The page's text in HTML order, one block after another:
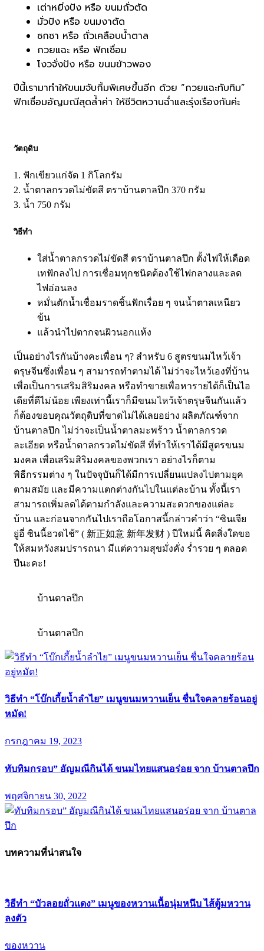
เต่าหยิ่งปัง หรือ ขนมถั่วตัด
มั่วปัง หรือ ขนมงาตัด
ซกซา หรือ ถั่วเคลือบน้ำตาล
กวยแฉะ หรือ ฟักเชื่อม
โงวจั่งปัง หรือ ขนมข้าวพอง
ปีนี้เรามาทำให้ขนมจับกิ้มพิเศษขึ้นอีก ด้วย “กวยแฉะทับทิม”
ฟักเชื่อมอัญมณีสุดล้ำค่า ให้ชีวิตหวานฉ่ำและรุ่งเรืองกันค่ะ
วัตถุดิบ
1. ฟักเขียวแก่จัด 1 กิโลกรัม
2. น้ำตาลกรวดไม่ขัดสี ตราบ้านตาลปึก 370 กรัม
3. น้ำ 750 กรัม
วิธีทำ
ใส่น้ำตาลกรวดไม่ขัดสี ตราบ้านตาลปึก ตั้งไฟให้เดือด
เทฟักลงไป การเชื่อมทุกชนิดต้องใช้ไฟกลางและลด
ไฟอ่อนลง
หมั่นตักน้ำเชื่อมราดชิ้นฟักเรื่อย ๆ จนน้ำตาลเหนียว
ข้น
แล้วนำไปตากจนผิวนอกแห้ง
เป็นอย่างไรกันบ้างคะเพื่อน ๆ? สำหรับ 6 สูตรขนมไหว้เจ้า
ตรุษจีนซึ่งเพื่อน ๆ สามารถทำตามได้ ไม่ว่าจะไหว้เองที่บ้าน
เพื่อเป็นการเสริมสิริมงคล หรือทำขายเพื่อหารายได้ก็เป็นไอ
เดียที่ดีไม่น้อย เพียงเท่านี้เราก็มีขนมไหว้เจ้าตรุษจีนกันแล้ว
ก็ต้องขอบคุณวัตถุดิบที่ขาดไม่ได้เลยอย่าง ผลิตภัณฑ์จาก
บ้านตาลปึก ไม่ว่าจะเป็นน้ำตาลมะพร้าว น้ำตาลกรวด
ละเอียด หรือน้ำตาลกรวดไม่ขัดสี ที่ทำให้เราได้มีสูตรขนม
มงคล เพื่อเสริมสิริมงคลของพวกเรา อย่างไรก็ตาม
พิธีกรรมต่าง ๆ ในปัจจุบันก็ได้มีการเปลี่ยนแปลงไปตามยุค
ตามสมัย และมีความแตกต่างกันไปในแต่ละบ้าน ทั้งนี้เรา
สามารถเพิ่มลดได้ตามกำลังและความสะดวกของแต่ละ
บ้าน และก่อนจากกันไปเราถือโอกาสนี้กล่าวคำว่า “ซินเจีย
ยู่อี่ ซินนี้ฮวดไช้” ( 新正如意 新年发财 ) ปีใหม่นี้ คิดสิ่งใดขอ
ให้สมหวังสมปรารถนา มีแต่ความสุขมั่งคั่ง ร่ำรวย ๆ ตลอด
ปีนะคะ!
บ้านตาลปึก
บ้านตาลปึก
วิธีทำ “โบ๊กเกี้ยน้ำลำไย” เมนูขนมหวานเย็น ชื่นใจคลายร้อนอยู่
หมัด!
กรกฎาคม 19, 2023
ทับทิมกรอบ” อัญมณีกินได้ ขนมไทยแสนอร่อย จาก บ้านตาลปึก
พฤศจิกายน 30, 2022
บทความที่น่าสนใจ
วิธีทำ “บัวลอยถั่วแดง” เมนูของหวานเนื้อนุ่มหนึบ ไส้ตู้มหวาน
ลงตัว
ของหวาน